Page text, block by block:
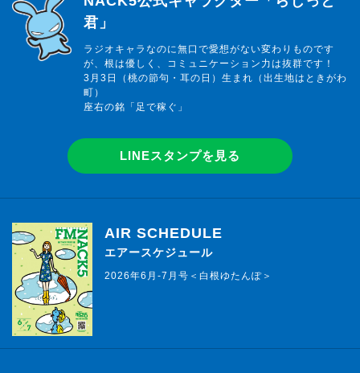
君」
ラジオキャラなのに無口で愛想がない変わりものです
が、根は優しく、コミュニケーション力は抜群です！
3月3日（桃の節句・耳の日）生まれ（出生地はときがわ
町）
座右の銘「足で稼ぐ」
LINEスタンプを見る
AIR SCHEDULE
エアースケジュール
2026年6月-7月号＜白根ゆたんぽ＞